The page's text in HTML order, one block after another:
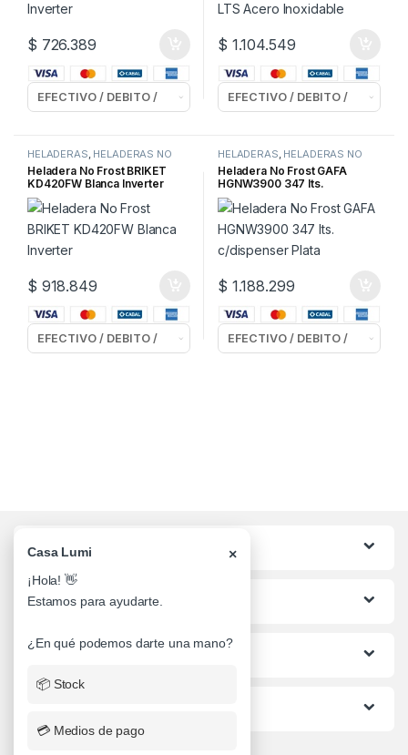
$ 726.389 $ 1.104.549
HELADERAS, HELADERAS NO
FROST
Heladera No Frost BRIKET
KD420FW Blanca Inverter
$ 918.849
HELADERAS, HELADERAS NO
FROST
Heladera No Frost GAFA
HGNW3900 347 lts.
c/dispenser Plata
$ 1.188.299
Categorias
Lo mas buscado
Informacion al Cliente
Casa Lumi ×
¡Hola! 👋
Estamos para ayudarte.
¿En qué podemos darte una mano?
📦 Stock
💳 Medios de pago